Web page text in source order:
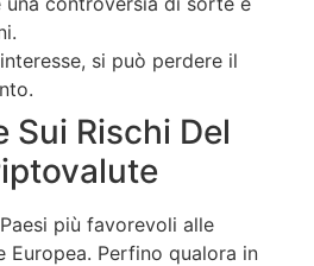
si può perdere il
Sui Rischi Del
più favorevoli alle
Europea. Perfino qualora in